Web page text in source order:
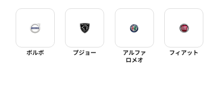
ボルボ プジョー
アルファ
ロメオ
フィアット